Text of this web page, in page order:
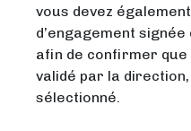
vous devez
d’engagement
afin de confirmer
validé par la
sélectionné.